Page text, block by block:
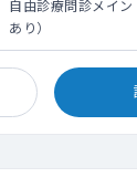
自由診療問診メイ
あり）